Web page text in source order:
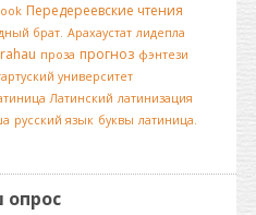
Передереевские чтения
брат. Арахаустат лидепла
проза прогноз фэнтези
университет
Латинский латинизация
русский язык буквы латиница.